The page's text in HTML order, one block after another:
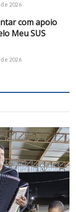
2026
com apoio
Meu SUS
2026